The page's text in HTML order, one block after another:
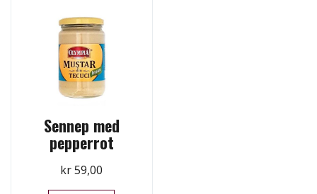
Sennep med
pepperrot
kr59,00